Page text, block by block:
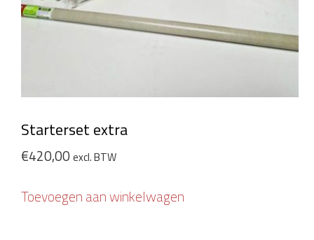
Starterset extra
€420,00 excl. BTW
Toevoegen aan winkelwagen